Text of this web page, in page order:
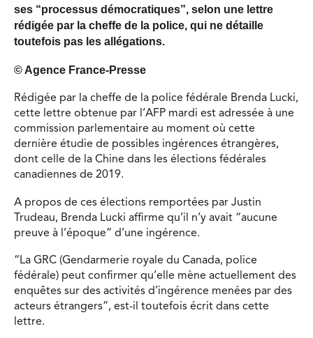
ses “processus démocratiques”, selon une lettre
rédigée par la cheffe de la police, qui ne détaille
toutefois pas les allégations.
© Agence France-Presse
Rédigée par la cheffe de la police fédérale Brenda Lucki,
cette lettre obtenue par l’AFP mardi est adressée à une
commission parlementaire au moment où cette
dernière étudie de possibles ingérences étrangères,
dont celle de la Chine dans les élections fédérales
canadiennes de 2019.
A propos de ces élections remportées par Justin
Trudeau, Brenda Lucki affirme qu’il n’y avait “aucune
preuve à l’époque” d’une ingérence.
“La GRC (Gendarmerie royale du Canada, police
fédérale) peut confirmer qu’elle mène actuellement des
enquêtes sur des activités d’ingérence menées par des
acteurs étrangers”, est-il toutefois écrit dans cette
lettre.